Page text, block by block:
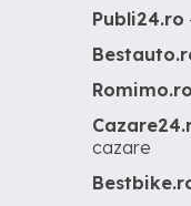
Publi24.ro
Romimo.ro
cazare